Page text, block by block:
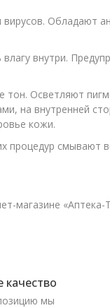
Обладают
внутри.
Осветляют
на внутренней
кожи.
процедур смывают
«Аптека-
качество
мы